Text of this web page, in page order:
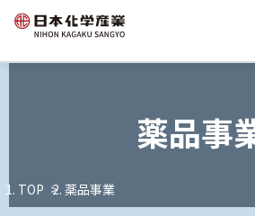
薬品事
TOP 薬品事業